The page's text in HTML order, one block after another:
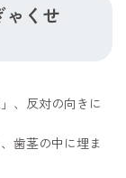
くせ
、反対の向きに
歯茎の中に埋ま